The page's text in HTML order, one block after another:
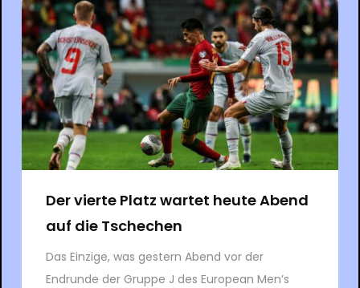
Der vierte Platz wartet heute Abend
auf die Tschechen
Das Einzige, was gestern Abend vor der
Endrunde der Gruppe J des European Men’s